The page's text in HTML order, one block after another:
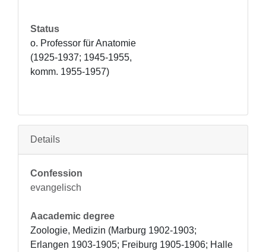
Status
o. Professor für Anatomie
(1925-1937; 1945-1955,
komm. 1955-1957)
Details
Confession
evangelisch
Aacademic degree
Zoologie, Medizin (Marburg 1902-1903;
Erlangen 1903-1905; Freiburg 1905-1906; Halle